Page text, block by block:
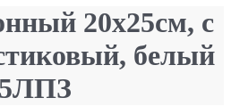
20х25см, с
белый